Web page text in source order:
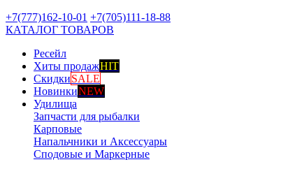
+7(777)162-10-01 +7(705)111-18-88
КАТАЛОГ ТОВАРОВ
Ресейл
Хиты продажHIT
СкидкиSALE
НовинкиNEW
Удилища
Запчасти для рыбалки
Карповые
Напальчники и Аксессуары
Сподовые и Маркерные